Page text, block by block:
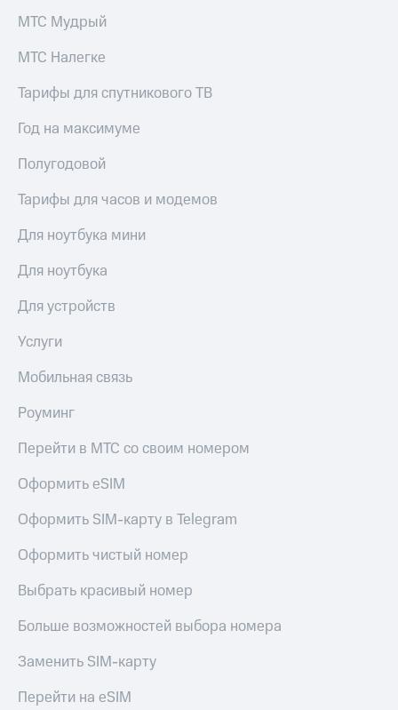
МТС Мудрый
МТС Налегке
Тарифы для спутникового ТВ
Год на максимуме
Полугодовой
Тарифы для часов и модемов
Для ноутбука мини
Для ноутбука
Для устройств
Услуги
Мобильная связь
Роуминг
Перейти в МТС со своим номером
Оформить eSIM
Оформить SIM-карту в Telegram
Оформить чистый номер
Выбрать красивый номер
Больше возможностей выбора номера
Заменить SIM-карту
Перейти на eSIM